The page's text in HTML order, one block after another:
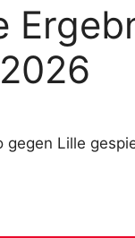
WM 2026
Spielort
gegen Lille